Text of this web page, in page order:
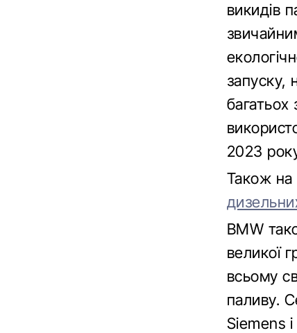
викидів
запуску,
багатьох
2023
Також на
BMW
великої
всьому
паливу.
Siemens